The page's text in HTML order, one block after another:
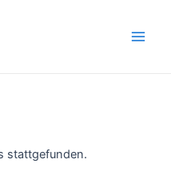
stattgefunden.